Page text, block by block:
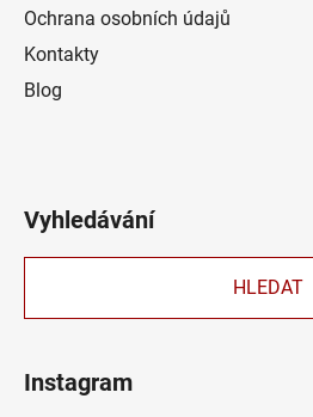
Ochrana osobních údajů
Kontakty
Blog
Vyhledávání
HLEDAT
Instagram